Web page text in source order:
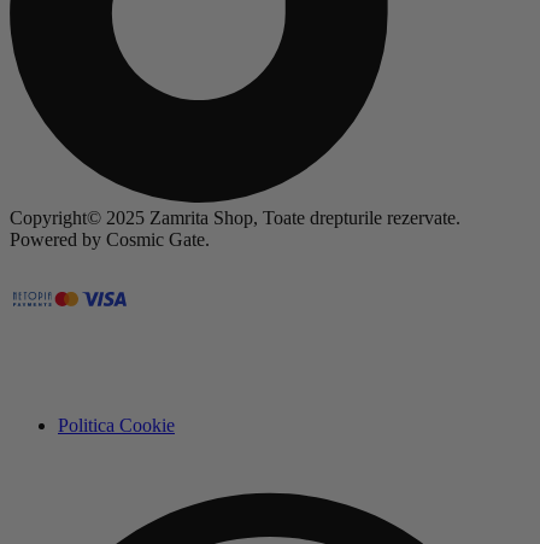
Copyright© 2025 Zamrita Shop, Toate drepturile rezervate.
Powered by Cosmic Gate.
Politica Cookie